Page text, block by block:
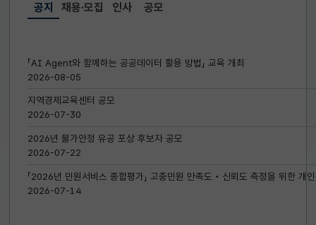
공지
선택됨
공지
「AI Agent와 함께하는 공공데이터 활용 방법」 교육 개최
2026-08-05
지역경제교육센터 공모
2026-07-30
2026년 물가안정 유공 포상 후보자 공모
2026-07-22
「2026년 민원서비스 종합평가」 고충민원 만족도‧신뢰도 측정을 위한 개
2026-07-14
채용·모집 인사 공모